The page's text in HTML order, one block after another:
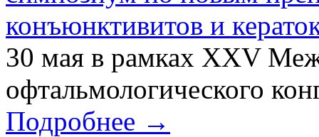
конъюнктивитов и
30 мая в рамках XXV
офтальмологического
Подробнее →